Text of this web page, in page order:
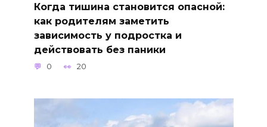
Когда тишина становится опасной:
как родителям заметить
зависимость у подростка и
действовать без паники
0 20